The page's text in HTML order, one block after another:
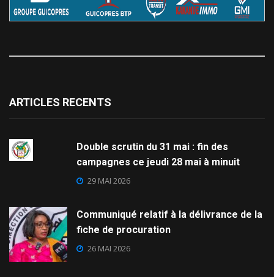
ARTICLES RECENTS
Double scrutin du 31 mai : fin des
campagnes ce jeudi 28 mai à minuit
29 MAI 2026
Communiqué relatif à la délivrance de la
fiche de procuration
26 MAI 2026